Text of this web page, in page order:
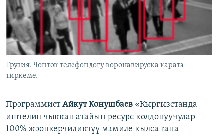
Грузия. Чөнтөк телефондогу коронавируска карата
тиркеме.
ПрограммистАйкут Конушбаев «Кыргызстанда
иштелип чыккан атайын ресурс колдонуучулар
100% жоопкерчиликтүү мамиле кылса гана